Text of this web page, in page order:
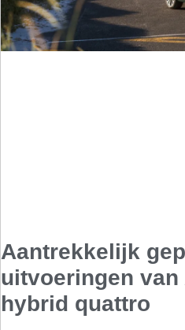
Aantrekkelijk
uitvoeringen van
hybrid quattro